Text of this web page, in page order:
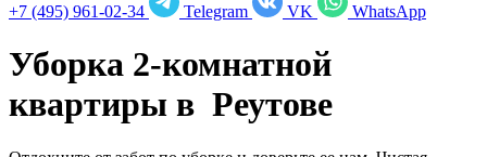
+7 (495) 961-02-34
Telegram VK WhatsApp
Уборка 2-комнатной
квартиры в Реутове